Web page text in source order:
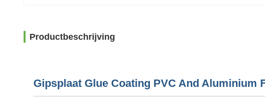
Productbeschrijving
Gipsplaat Glue Coating PVC And Aluminium